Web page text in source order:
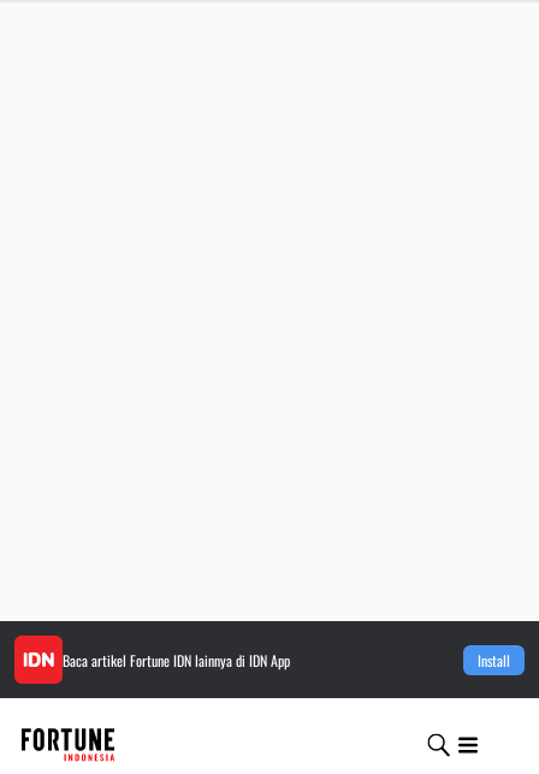
Baca artikel Fortune IDNlainnya di IDN App Install